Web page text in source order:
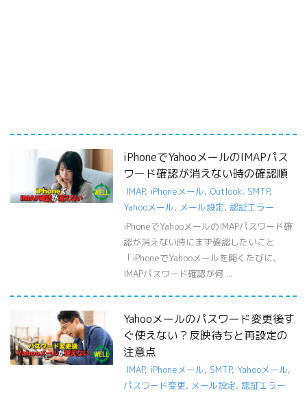
iPhoneでYahooメールのIMAPパス
ワード確認が消えない時の確認順
IMAP, iPhoneメール, Outlook, SMTP,
Yahooメール, メール設定, 認証エラー
iPhoneでYahooメールのIMAPパスワード確
認が消えない時にまず確認したいこと
「iPhoneでYahooメールを開くたびに、
IMAPパスワード確認が何 ...
Yahooメールのパスワード変更後す
ぐ使えない？反映待ちと再設定の
注意点
IMAP, iPhoneメール, SMTP, Yahooメール,
パスワード変更, メール設定, 認証エラー